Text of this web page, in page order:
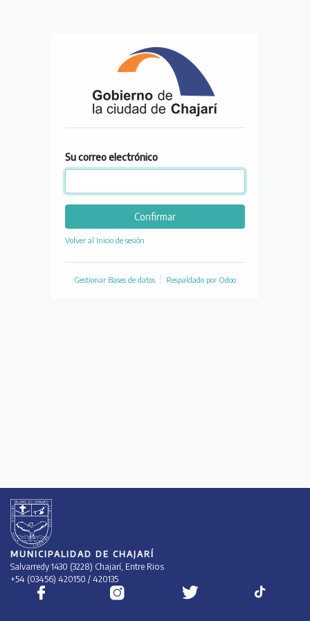
Su correo electrónico
Confirmar
Volver al Inicio de sesión
Gestionar Bases de datos Respaldado por Odoo
MUNICIPALIDAD DE CHAJARÍ
Salvarredy 1430 (3228) Chajarí, Entre Rios
+54 (03456) 420150 / 420135